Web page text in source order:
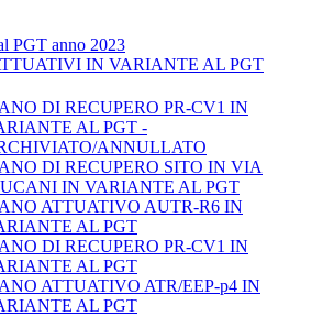
PGT anno 2023
IN VARIANTE AL PGT
DI RECUPERO PR-CV1 IN
AL PGT -
ANNULLATO
DI RECUPERO SITO IN VIA
IN VARIANTE AL PGT
ATTUATIVO AUTR-R6 IN
AL PGT
DI RECUPERO PR-CV1 IN
AL PGT
ATTUATIVO ATR/EEP-p4 IN
AL PGT